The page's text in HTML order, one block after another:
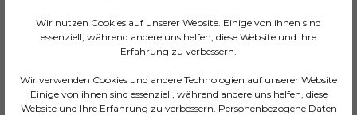
Wer Platz hat, verleiht seinem Zuhause mit
dieser Wanddekoration den Charakter einer
repräsentativen Villa
Wir nutzen Cookies auf unserer Website. Einige von ihnen sind
essenziell, während andere uns helfen, diese Website und Ihre
Erfahrung zu verbessern.
Wir verwenden Cookies und andere Technologien auf unserer Website
Einige von ihnen sind essenziell, während andere uns helfen, diese
Website und Ihre Erfahrung zu verbessern. Personenbezogene Daten